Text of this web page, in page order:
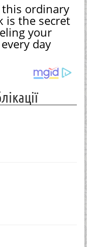
this ordinary
is the secret
your
day